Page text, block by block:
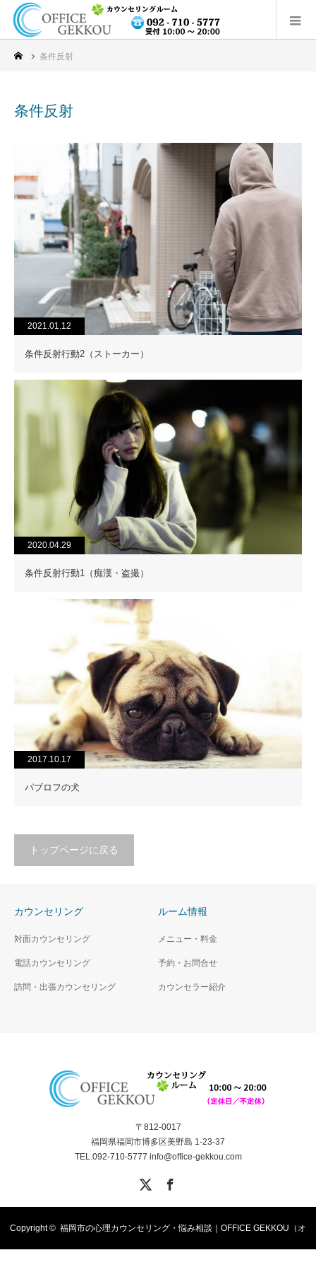
条件反射
条件反射
2021.01.12
条件反射行動2（ストーカー）
2020.04.29
条件反射行動1（痴漢・盗撮）
2017.10.17
パブロフの犬
トップページに戻る
カウンセリング
対面カウンセリング
電話カウンセリング
訪問・出張カウンセリング
ルーム情報
メニュー・料金
予約・お問合せ
カウンセラー紹介
〒812-0017
福岡県福岡市博多区美野島 1-23-37
TEL.092-710-5777 info@office-gekkou.com
Copyright © 福岡市の心理カウンセリング・悩み相談｜OFFICE GEKKOU（オ